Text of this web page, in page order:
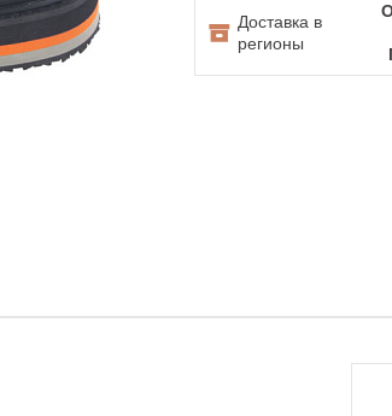
Доставка в
регионы